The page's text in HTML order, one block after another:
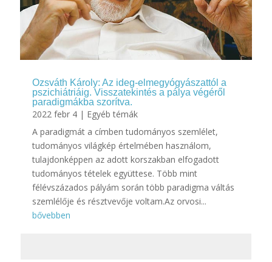
Ozsváth Károly: Az ideg-elmegyógyászattól a
pszichiátriáig. Visszatekintés a pálya végéről
paradigmákba szorítva.
2022 febr 4| Egyéb témák
A paradigmát a címben tudományos szemlélet,
tudományos világkép értelmében használom,
tulajdonképpen az adott korszakban elfogadott
tudományos tételek együttese. Több mint
félévszázados pályám során több paradigma váltás
szemlélője és résztvevője voltam.Az orvosi...
bővebben